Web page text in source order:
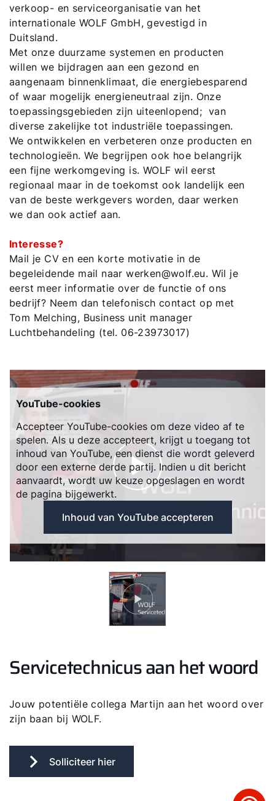
verkoop- en serviceorganisatie van het
internationale WOLF GmbH, gevestigd in
Duitsland.
Met onze duurzame systemen en producten
willen we bijdragen aan een gezond en
aangenaam binnenklimaat, die energiebesparend
of waar mogelijk energieneutraal zijn. Onze
toepassingsgebieden zijn uiteenlopend; van
diverse zakelijke tot industriële toepassingen.
We ontwikkelen en verbeteren onze producten en
technologieën. We begrijpen ook hoe belangrijk
een fijne werkomgeving is. WOLF wil eerst
regionaal maar in de toekomst ook landelijk een
van de beste werkgevers worden, daar werken
we dan ook actief aan.
Interesse?
Mail je CV en een korte motivatie in de
begeleidende mail naar werken@wolf.eu. Wil je
eerst meer informatie over de functie of ons
bedrijf? Neem dan telefonisch contact op met
Tom Melching, Business unit manager
Luchtbehandeling (tel. 06-23973017)
YouTube-cookies
Accepteer YouTube-cookies om deze video af te
spelen. Als u deze accepteert, krijgt u toegang tot
inhoud van YouTube, een dienst die wordt geleverd
door een externe derde partij. Indien u dit bericht
aanvaardt, wordt uw keuze opgeslagen en wordt
de pagina bijgewerkt.
Inhoud van YouTube accepteren
Servicetechnicus aan het woord
Jouw potentiële collega Martijn aan het woord over
zijn baan bij WOLF.
Solliciteer hier